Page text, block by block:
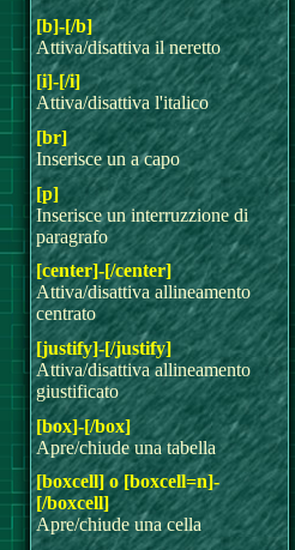
[b]-[/b]
Attiva/disattiva il neretto
[i]-[/i]
Attiva/disattiva l'italico
[br]
Inserisce un a capo
[p]
Inserisce un interruzzione di
paragrafo
[center]-[/center]
Attiva/disattiva allineamento
centrato
[justify]-[/justify]
Attiva/disattiva allineamento
giustificato
[box]-[/box]
Apre/chiude una tabella
[boxcell] o [boxcell=n]-
[/boxcell]
Apre/chiude una cella